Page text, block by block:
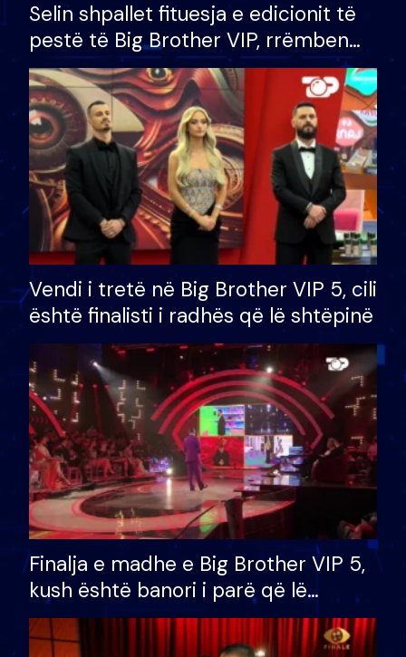
Selin shpallet fituesja e edicionit të
pestë të Big Brother VIP, rrëmben
çmimin e madh prej 100 mijë eurosh
Vendi i tretë në Big Brother VIP 5, cili
është finalisti i radhës që lë shtëpinë
Finalja e madhe e Big Brother VIP 5,
kush është banori i parë që lë
shtëpinë dhe humb mundësinë për
të fituar çmimin e madh